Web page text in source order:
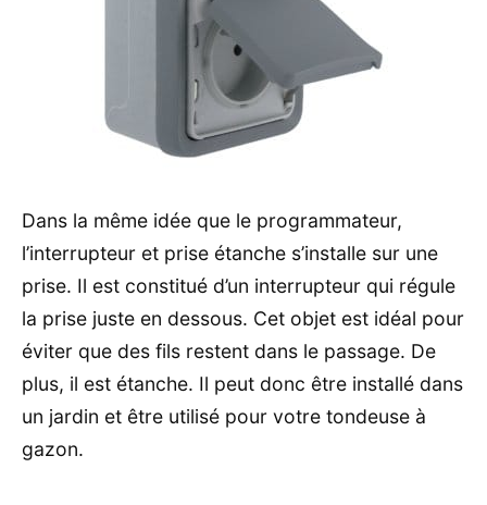
Dans la même idée que le programmateur,
l’interrupteur et prise étanche s’installe sur une
prise. Il est constitué d’un interrupteur qui régule
la prise juste en dessous. Cet objet est idéal pour
éviter que des fils restent dans le passage. De
plus, il est étanche. Il peut donc être installé dans
un jardin et être utilisé pour votre tondeuse à
gazon.